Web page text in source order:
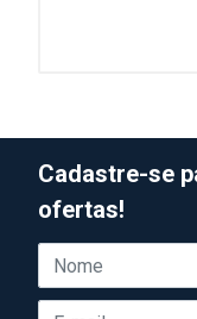
Cadastre-se
ofertas!